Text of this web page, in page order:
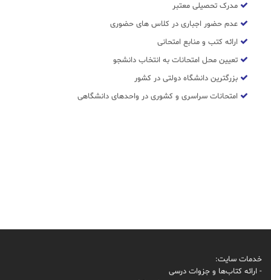
مدرک تحصیلی معتبر
عدم حضور اجباری در کلاس های حضوری
ارائه کتب و منابع امتحانی
تعیین محل امتحانات به انتخاب دانشجو
بزرگترین دانشگاه دولتی در کشور
امتحانات سراسری و کشوری در واحدهای دانشگاهی
خدمات سایت:
- ارائه کتاب‌ها و جزوات درسی